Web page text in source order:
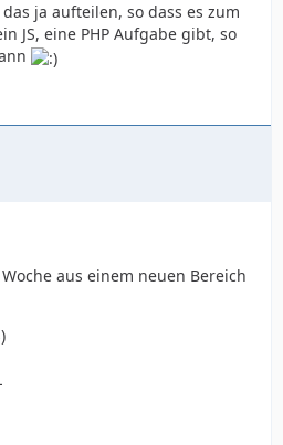
ja aufteilen, so dass es zum
JS, eine PHP Aufgabe gibt, so
aus einem neuen Bereich